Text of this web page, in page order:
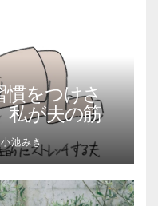
慣をつけさ
私が夫の筋
ステップ
小池みき